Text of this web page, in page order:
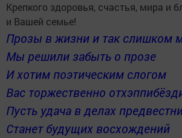
Крепкого здоровья, счастья, мира и
и Вашей семье!
Прозы в жизни и так слишком
Мы решили забыть о прозе
И хотим поэтическим слогом
Вас торжественно
Пусть удача в делах
Станет будущих восхождений